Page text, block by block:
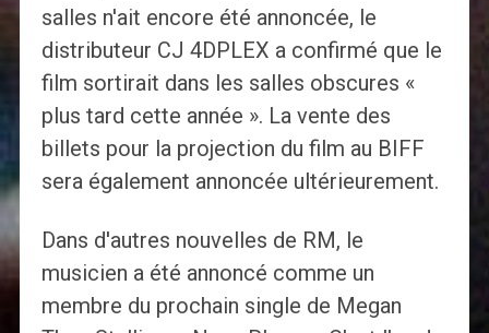
salles n'ait encore été annoncée, le
distributeur CJ 4DPLEX a confirmé que le
film sortirait dans les salles obscures «
plus tard cette année ». La vente des
billets pour la projection du film au BIFF
sera également annoncée ultérieurement.
Dans d'autres nouvelles de RM, le
musicien a été annoncé comme un
membre du prochain single de Megan